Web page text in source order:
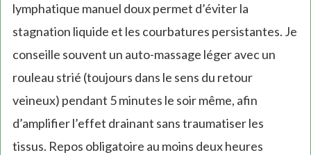
lymphatique manuel doux permet d’éviter la
stagnation liquide et les courbatures persistantes. Je
conseille souvent un auto-massage léger avec un
rouleau strié (toujours dans le sens du retour
veineux) pendant 5 minutes le soir même, afin
d’amplifier l’effet drainant sans traumatiser les
tissus. Repos obligatoire au moins deux heures